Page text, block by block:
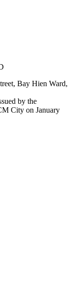
Bay Hien Ward,
by the
City on January